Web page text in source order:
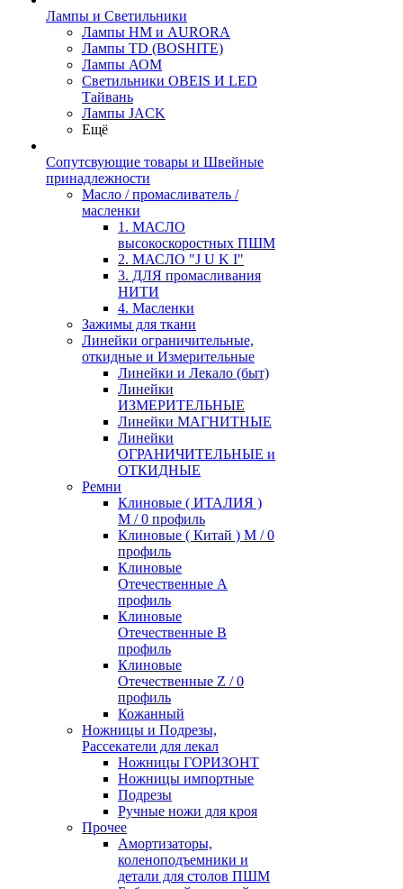
Лампы и Светильники
Лампы HM и AURORA
Лампы TD (BOSHITE)
Лампы АОМ
Светильники OBEIS И LED
Тайвань
Лампы JACK
Ещё
Сопутсвующие товары и Швейные
принадлежности
Масло / промасливатель /
масленки
1. МАСЛО
высокоскоростных ПШМ
2. МАСЛО "J U K I"
3. ДЛЯ промасливания
НИТИ
4. Масленки
Зажимы для ткани
Линейки ограничительные,
откидные и Измерительные
Линейки и Лекало (быт)
Линейки
ИЗМЕРИТЕЛЬНЫЕ
Линейки МАГНИТНЫЕ
Линейки
ОГРАНИЧИТЕЛЬНЫЕ и
ОТКИДНЫЕ
Ремни
Клиновые ( ИТАЛИЯ )
М / 0 профиль
Клиновые ( Китай ) М / 0
профиль
Клиновые
Отечественные А
профиль
Клиновые
Отечественные В
профиль
Клиновые
Отечественные Z / 0
профиль
Кожанный
Ножницы и Подрезы,
Рассекатели для лекал
Ножницы ГОРИЗОНТ
Ножницы импортные
Подрезы
Ручные ножи для кроя
Прочее
Амортизаторы,
коленоподъемники и
детали для столов ПШМ